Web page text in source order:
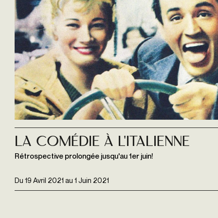
Du 19 Avril 2021 au 1 Juin 2021
La Comédie à l'italienne
Rétrospective prolongée jusqu'au 1er juin!